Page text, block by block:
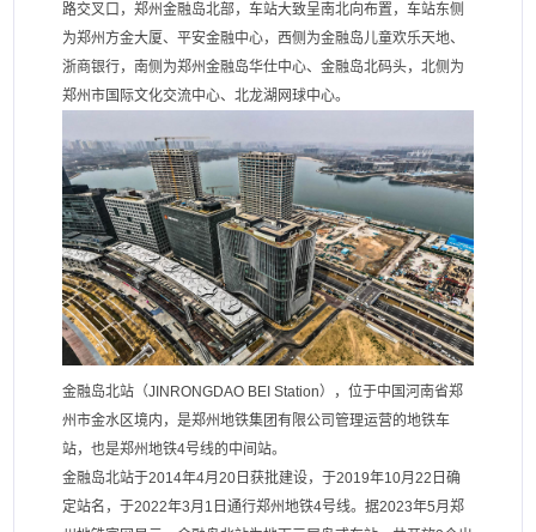
路交叉口，郑州金融岛北部，车站大致呈南北向布置，车站东侧
为郑州方金大厦、平安金融中心，西侧为金融岛儿童欢乐天地、
浙商银行，南侧为郑州金融岛华仕中心、金融岛北码头，北侧为
郑州市国际文化交流中心、北龙湖网球中心。
金融岛北站（JINRONGDAO BEI Station），位于中国河南省郑
州市金水区境内，是郑州地铁集团有限公司管理运营的地铁车
站，也是郑州地铁4号线的中间站。
金融岛北站于2014年4月20日获批建设，于2019年10月22日确
定站名，于2022年3月1日通行郑州地铁4号线。据2023年5月郑